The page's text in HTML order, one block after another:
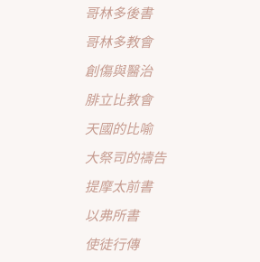
哥林多後書
哥林多教會
創傷與醫治
腓立比教會
天國的比喻
大祭司的禱告
提摩太前書
以弗所書
使徒行傳